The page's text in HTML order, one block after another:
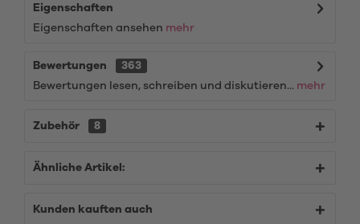
Eigenschaften
Eigenschaften ansehen mehr
Bewertungen
363
Bewertungen lesen, schreiben und diskutieren... mehr
Zubehör 8
Ähnliche Artikel:
Kunden kauften auch